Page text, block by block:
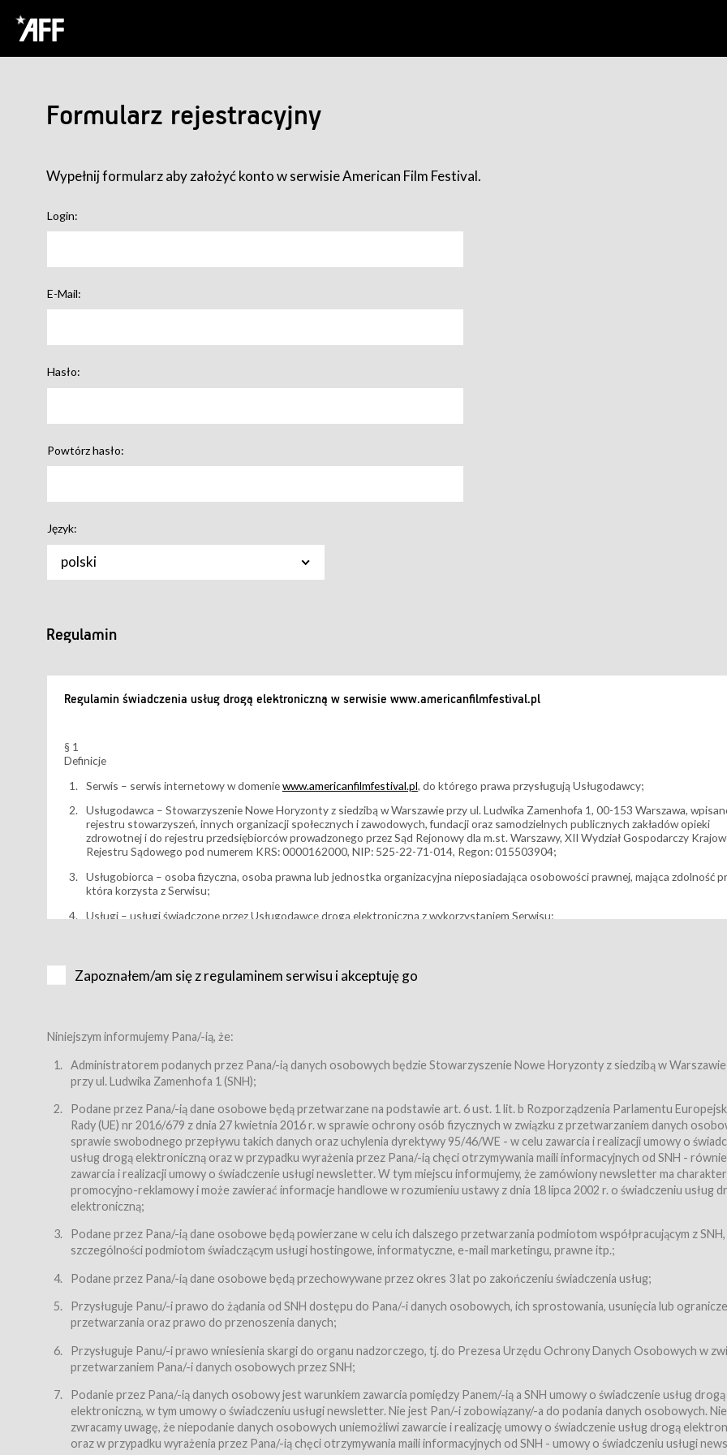
Formularz rejestracyjny
Wypełnij formularz aby założyć konto w serwisie American Film Festival.
Login:
E-Mail:
Hasło:
Powtórz hasło:
Język:
polski
Regulamin
Regulamin świadczenia usług drogą elektroniczną w serwisie www.americanfilmfestival.pl
§ 1
Definicje
Serwis – serwis internetowy w domeniewww.americanfilmfestival.pl, do którego prawa przysługują Usługodawcy;
Usługodawca – Stowarzyszenie Nowe Horyzonty z siedzibą w Warszawie przy ul. Ludwika Zamenhofa 1, 00-153 Warszawa,
rejestru stowarzyszeń, innych organizacji społecznych i zawodowych, fundacji oraz samodzielnych publicznych zakładów opieki
zdrowotnej i do rejestru przedsiębiorców prowadzonego przez Sąd Rejonowy dla m.st. Warszawy, XII Wydział Gospodarczy
Rejestru Sądowego pod numerem KRS: 0000162000, NIP: 525-22-71-014, Regon: 015503904;
Usługobiorca – osoba fizyczna, osoba prawna lub jednostka organizacyjna nieposiadająca osobowości prawnej, mająca zdolność
która korzysta z Serwisu;
Usługi – usługi świadczone przez Usługodawcę drogą elektroniczną z wykorzystaniem Serwisu;
Karnety – wybrane dokumenty potwierdzające zawarcie umowy z Usługodawcą i uprawniające do wzięcia udziału w Wydarzeniu,
Bilety – wybrane dokumenty potwierdzające zawarcie umowy z Usługodawcą i uprawniające do wzięcia udziału w Wydarzeniu,
przewidziane przez Usługodawcę dla danego Wydarzenia, tj. uprawniające do uczestnictwa w wielu albo w pojedynczych seansach
filmowych, wydarzeniach specjalnych i koncertach;
Sklep – sklep internetowy prowadzony przez Usługodawcę w Serwisie;
Regulamin – niniejszy regulamin.
§ 2
Postanowienia ogólne
Regulamin określa zasady:
świadczenia Usługobiorcom Usług przez Usługodawcę, z zastrzeżeniem usług, o których mowa w ust. 2 pkt. 4 i 5 poniżej,
zasady świadczenia precyzują odrębne regulaminy,
przetwarzania przez Usługodawcę danych osobowych Usługobiorców będących osobami fizycznymi.
Usługodawca świadczy w szczególności następujące Usługi:Usługodawca świadczy Usługi drogą elektroniczną w rozumieniu
dnia 18 lipca 2002 r. o świadczeniu usług drogą elektroniczną (Dz.U. z 2002 r., Nr 144, poz. 1204, z późń. zm.). Usługi świadczone są
nieodpłatnie.
usługę przeglądania i odczytywania przez Usługobiorców materiałów zamieszczanych w Serwisie,
usługę newsletter,
usługę zawierania na odległość umów nabycia Karnetów i Biletów,
usługę zawierania na odległość umów sprzedaży w Sklepie.
Usługodawca świadczy Usługi drogą elektroniczną w rozumieniu ustawy z dnia 18 lipca 2002 r. o świadczeniu usług drogą
(Dz.U. z 2002 r., Nr 144, poz. 1204, z późń. zm.). Usługi świadczone są nieodpłatnie.
Zapoznałem/am się z regulaminem serwisu i akceptuję go
Niniejszym informujemy Pana/-ią, że:
Administratorem podanych przez Pana/-ią danych osobowych będzie Stowarzyszenie Nowe Horyzonty z siedzibą w
przy ul. Ludwika Zamenhofa 1 (SNH);
Podane przez Pana/-ią dane osobowe będą przetwarzane na podstawie art. 6 ust. 1 lit. b Rozporządzenia Parlamentu
Rady (UE) nr 2016/679 z dnia 27 kwietnia 2016 r. w sprawie ochrony osób fizycznych w związku z przetwarzaniem danych
sprawie swobodnego przepływu takich danych oraz uchylenia dyrektywy 95/46/WE - w celu zawarcia i realizacji umowy o
usług drogą elektroniczną oraz w przypadku wyrażenia przez Pana/-ią chęci otrzymywania maili informacyjnych od SNH -
zawarcia i realizacji umowy o świadczenie usługi newsletter. W tym miejscu informujemy, że zamówiony newsletter ma charakter
promocyjno-reklamowy i może zawierać informacje handlowe w rozumieniu ustawy z dnia 18 lipca 2002 r. o świadczeniu usług
elektroniczną;
Podane przez Pana/-ią dane osobowe będą powierzane w celu ich dalszego przetwarzania podmiotom współpracującym z
szczególności podmiotom świadczącym usługi hostingowe, informatyczne, e-mail marketingu, prawne itp.;
Podane przez Pana/-ią dane osobowe będą przechowywane przez okres 3 lat po zakończeniu świadczenia usług;
Przysługuje Panu/-i prawo do żądania od SNH dostępu do Pana/-i danych osobowych, ich sprostowania, usunięcia lub
przetwarzania oraz prawo do przenoszenia danych;
Przysługuje Panu/-i prawo wniesienia skargi do organu nadzorczego, tj. do Prezesa Urzędu Ochrony Danych Osobowych w
przetwarzaniem Pana/-i danych osobowych przez SNH;
Podanie przez Pana/-ią danych osobowy jest warunkiem zawarcia pomiędzy Panem/-ią a SNH umowy o świadczenie usług drogą
elektroniczną, w tym umowy o świadczeniu usługi newsletter. Nie jest Pan/-i zobowiązany/-a do podania danych osobowych.
zwracamy uwagę, że niepodanie danych osobowych uniemożliwi zawarcie i realizację umowy o świadczenie usług drogą
oraz w przypadku wyrażenia przez Pana/-ią chęci otrzymywania maili informacyjnych od SNH - umowy o świadczeniu usługi